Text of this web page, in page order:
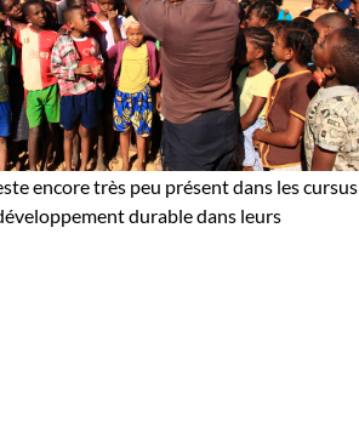
encore très peu présent dans les cursus
durable dans leurs